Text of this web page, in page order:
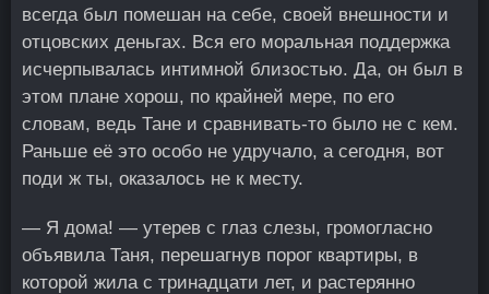
всегда был помешан на себе, своей внешности и
отцовских деньгах. Вся его моральная поддержка
исчерпывалась интимной близостью. Да, он был в
этом плане хорош, по крайней мере, по его
словам, ведь Тане и сравнивать-то было не с кем.
Раньше её это особо не удручало, а сегодня, вот
поди ж ты, оказалось не к месту.
— Я дома! — утерев с глаз слезы, громогласно
объявила Таня, перешагнув порог квартиры, в
которой жила с тринадцати лет, и растерянно